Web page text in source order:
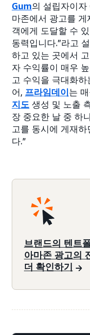
Gum의 설립자이자
마존에서 광고를
객에게 도달할 수
동력입니다.”라고
하고 있는 곳에서
자 수익률이 매우
고 수익을 극대화
어, 프라임데이는
지도 생성 및 노출
장 중요한 날 중 하
고를 동시에 게재
다.”
브랜드의 텐트
아마존 광고의
더 확인하기